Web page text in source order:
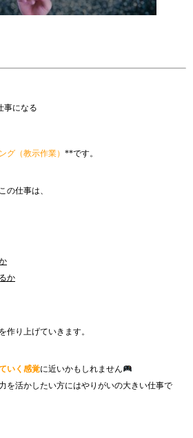
事になる
グ（教示作業） **です。
の仕事は、
か
作り上げていきます。
いく感覚に近いかもしれません
を活かしたい方にはやりがいの大きい仕事で